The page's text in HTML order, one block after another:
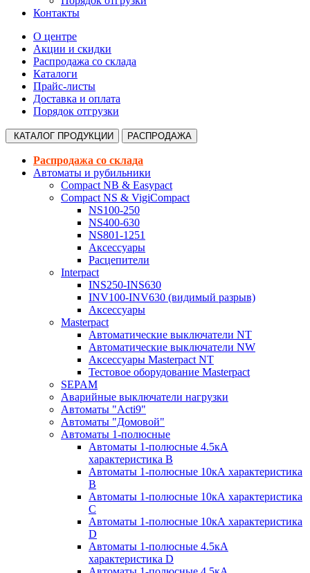
Контакты
О центре
Акции и скидки
Распродажа со склада
Каталоги
Прайс-листы
Доставка и оплата
Порядок отгрузки
КАТАЛОГ ПРОДУКЦИИ РАСПРОДАЖА
Распродажа со склада
Автоматы и рубильники
Compact NB & Easypact
Compact NS & VigiCompact
NS100-250
NS400-630
NS801-1251
Аксессуары
Расцепители
Interpact
INS250-INS630
INV100-INV630 (видимый разрыв)
Аксессуары
Masterpact
Автоматические выключатели NT
Автоматические выключатели NW
Аксессуары Masterpact NT
Тестовое оборудование Masterpact
SEPAM
Аварийные выключатели нагрузки
Автоматы "Acti9"
Автоматы "Домовой"
Автоматы 1-полюсные
Автоматы 1-полюсные 4.5кА
характеристика В
Автоматы 1-полюсные 10кА характеристика
B
Автоматы 1-полюсные 10кА характеристика
C
Автоматы 1-полюсные 10кА характеристика
D
Автоматы 1-полюсные 4.5кА
характеристика D